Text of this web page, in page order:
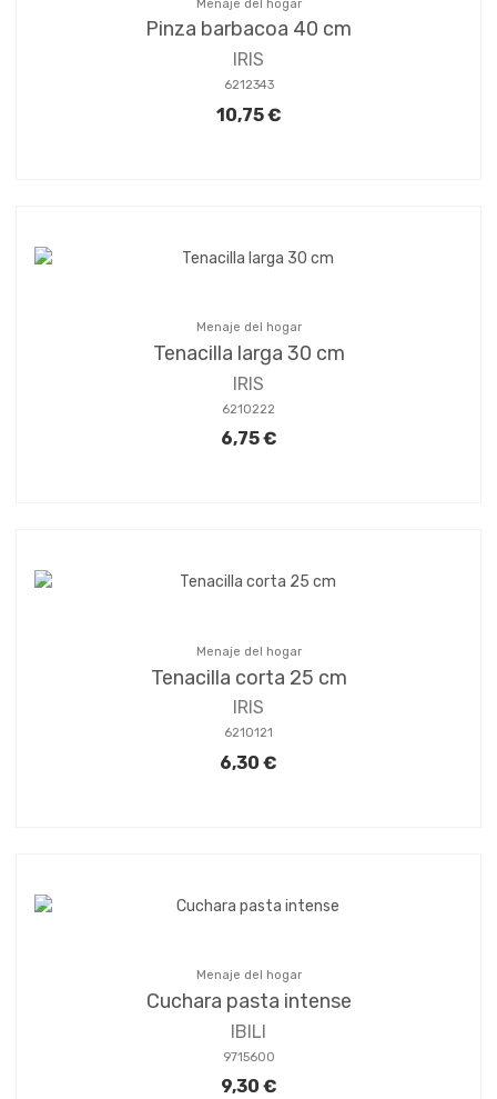
Menaje del hogar
Pinza barbacoa 40 cm
IRIS
6212343
10,75 €
Menaje del hogar
Tenacilla larga 30 cm
IRIS
6210222
6,75 €
Menaje del hogar
Tenacilla corta 25 cm
IRIS
6210121
6,30 €
Menaje del hogar
Cuchara pasta intense
IBILI
9715600
9,30 €